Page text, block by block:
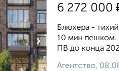
›
6 272 000
Блюхера -
10 мин пешком.
ПВ до конца
Агентство,